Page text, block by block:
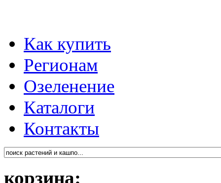
Как купить
Регионам
Озеленение
Каталоги
Контакты
корзина: